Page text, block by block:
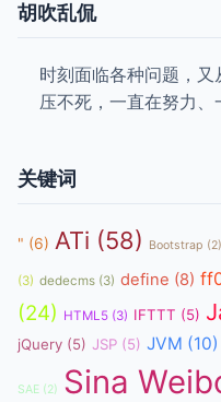
胡吹乱侃
时刻面临各种问题，又
压不死，一直在努力、
关键词
" (6) ATi (58) Bootstrap (2)
(3) dedecms (3) define (8)
(24) HTML5 (3) IFTTT (5)
jQuery (5) JSP (5) JVM (10)
SAE (2) Sina